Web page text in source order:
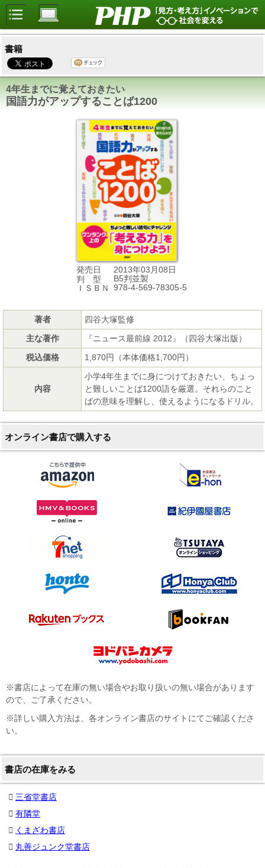
書籍
4年生までに覚えておきたい
国語力がアップすることば1200
発売日
2013年03月08日
判 型
B5判並製
ＩＳＢＮ
978-4-569-78305-5
著者
四谷大塚監修
主な著作
『ニュース最前線 2012』（四谷大塚出版）
税込価格
1,870円（本体価格1,700円）
内容
小学4年生までに身につけておきたい、ちょっ
と難しいことば1200語を厳選。それらのこと
ばの意味を理解し、使えるようになるドリル。
オンライン書店で購入する
※書店によって在庫の無い場合やお取り扱いの無い場合があります
ので、ご了承ください。
※詳しい購入方法は、各オンライン書店のサイトにてご確認くださ
い。
書店の在庫をみる
三省堂書店
有隣堂
くまざわ書店
丸善ジュンク堂書店